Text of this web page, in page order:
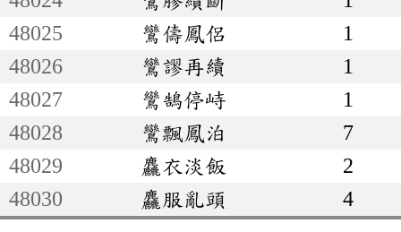
48025
鸞儔鳳侶
1
48026
鸞謬再續
1
48027
鸞鵠停峙
1
48028
鸞飄鳳泊
7
48029
麤衣淡飯
2
48030
麤服亂頭 4